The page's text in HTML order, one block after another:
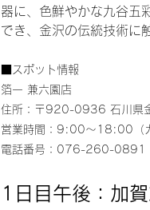
器に、色鮮やかな九谷五
でき、金沢の伝統技術に
■スポット情報
箔一 兼六園店
住所：〒920-0936 石川県
営業時間：9:00～18:00
電話番号：076-260-0891
1日目午後：加